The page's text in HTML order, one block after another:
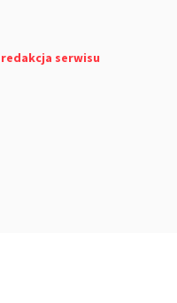
redakcja serwisu